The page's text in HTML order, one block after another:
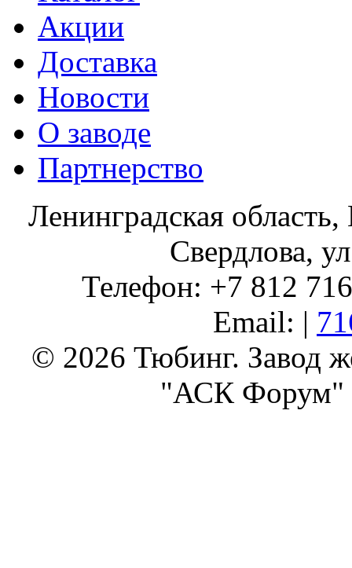
Акции
Доставка
Новости
О заводе
Партнерство
Ленинградская
Свердлова,
Телефон: +7 812
Email: |
© 2026 Тюбинг. Завод
"АСК Форум"